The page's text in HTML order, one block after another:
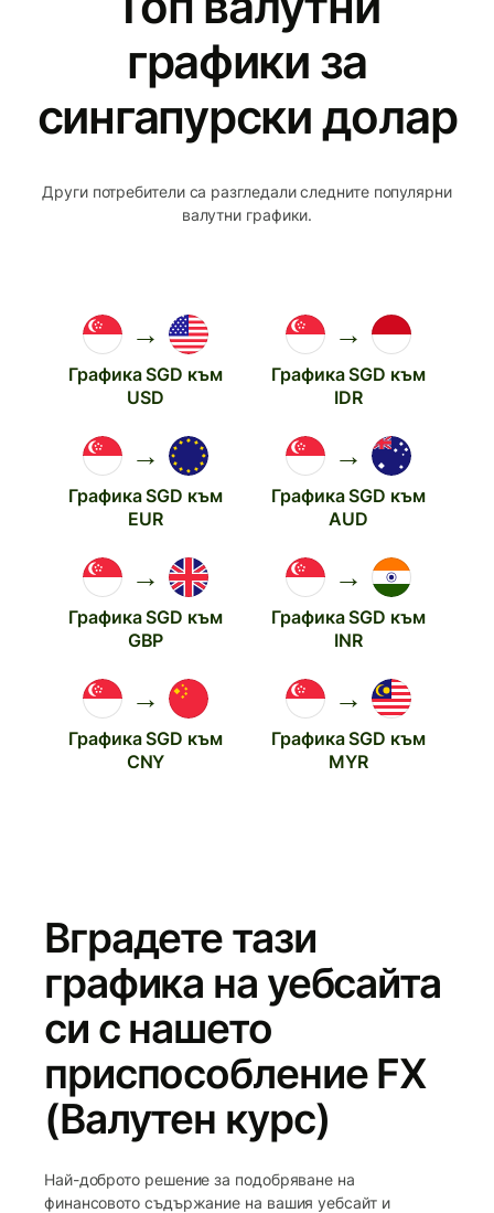
графики за
сингапурски долар
Други потребители са разгледали следните популярни
валутни графики.
→
Графика SGD към
USD
→
Графика SGD към
IDR
→
Графика SGD към
EUR
→
Графика SGD към
AUD
→
Графика SGD към
GBP
→
Графика SGD към
INR
→
Графика SGD към
CNY
→
Графика SGD към
MYR
Вградете тази
графика на уебсайта
си с нашето
приспособление FX
(Валутен курс)
Най-доброто решение за подобряване на
финансовото съдържание на вашия уебсайт и